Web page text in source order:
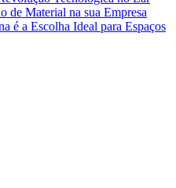
de Material na sua Empresa
é a Escolha Ideal para Espaços